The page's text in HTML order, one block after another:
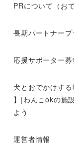
PRについて（お
長期パートナープ
応援サポーター募
犬とおでかけす
】|わんこokの施
よう
運営者情報